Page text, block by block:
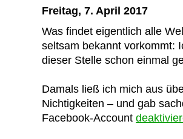
Freitag, 7. April 2017
Was findet eigentlich alle
seltsam bekannt vorkommt:
dieser Stelle schon einmal
Damals ließ ich mich aus
Nichtigkeiten – und gab
Facebook-Account